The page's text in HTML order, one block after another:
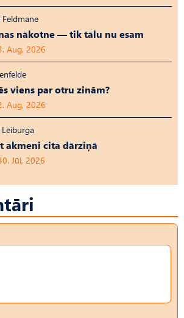
nākotne — tik tālu nu esam
Aug, 2026
viens par otru zinām?
Aug, 2026
akmeni cita dārziņā
Jūl, 2026